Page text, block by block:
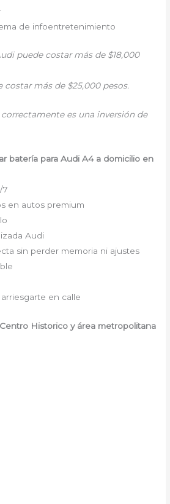
de infoentretenimiento
puede costar más de $18,000
costar más de $25,000 pesos.
es una inversión de
batería para Audi A4 a domicilio en
7
en autos premium
Audi
sin perder memoria ni ajustes
en calle
Historico y área metropolitana